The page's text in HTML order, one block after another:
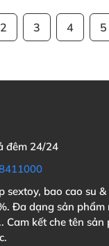
2 3 4 5
đêm 24/24
sextoy, bao cao su
Đa dạng sản phẩm
Cam kết che tên